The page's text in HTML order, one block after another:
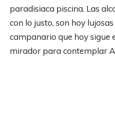
paradisiaca piscina. Las
con lo justo, son hoy
campanario que hoy sigue
mirador para contemplar